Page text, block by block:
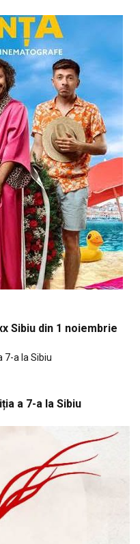
Sibiu din 1 noiembrie
a 7-a la Sibiu